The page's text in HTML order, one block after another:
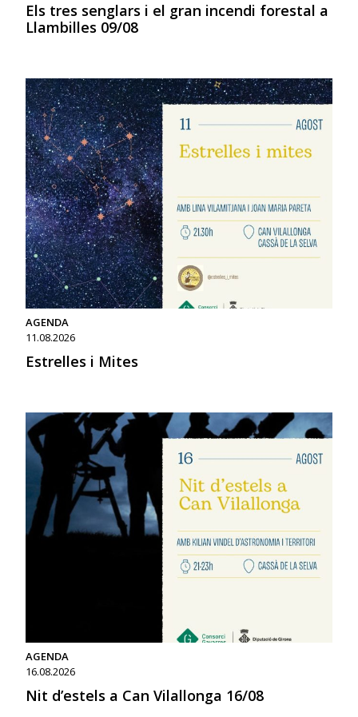
Els tres senglars i el gran incendi forestal a
Llambilles 09/08
AGENDA
11.08.2026
Estrelles i Mites
AGENDA
16.08.2026
Nit d’estels a Can Vilallonga 16/08